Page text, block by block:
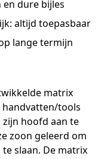
dure bijles
altijd toepasbaar
lange termijn
matrix
handvatten/tools
hoofd aan te
zoon geleerd om
slaan. De matrix